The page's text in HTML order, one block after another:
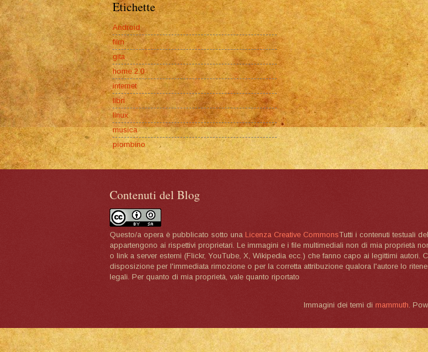
Etichette
Android
film
gita
home 2.0
internet
libri
linux
musica
piombino
Contenuti del Blog
Questo/a opera è pubblicato sotto una Licenza Creative CommonsTutti i contenuti testuali
appartengono ai rispettivi proprietari. Le immagini e i file multimediali non di mia proprietà
o link a server esterni (Flickr, YouTube, X, Wikipedia ecc.) che fanno capo ai legittimi
disposizione per l'immediata rimozione o per la corretta attribuzione qualora l'autore lo
legali. Per quanto di mia proprietà, vale quanto riportato
Immagini dei temi di mammuth .